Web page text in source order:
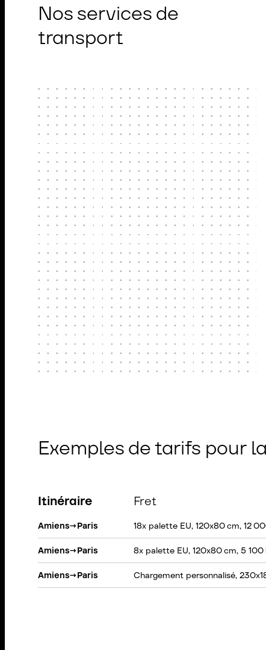
Nos services de
transport
Exemples de tarifs pour
Itinéraire Fret
Amiens→Paris 18x palette EU, 120x80 cm, 12
Amiens→Paris 8x palette EU, 120x80 cm, 5 100
Amiens→Paris Chargement personnalisé,